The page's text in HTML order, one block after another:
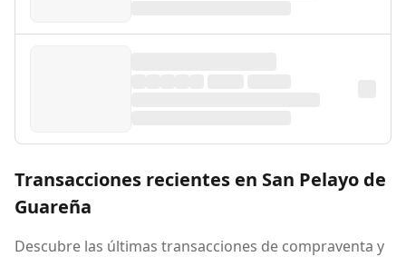
Transacciones recientes en San Pelayo de
Guareña
Descubre las últimas transacciones de compraventa y